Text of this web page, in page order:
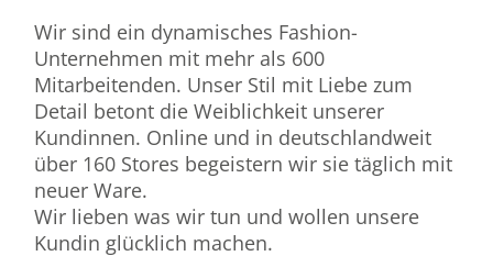
Wir sind ein dynamisches Fashion-
Unternehmen mit mehr als 600
Mitarbeitenden. Unser Stil mit Liebe zum
Detail betont die Weiblichkeit unserer
Kundinnen. Online und in deutschlandweit
über 160 Stores begeistern wir sie täglich mit
neuer Ware.
Wir lieben was wir tun und wollen unsere
Kundin glücklich machen.